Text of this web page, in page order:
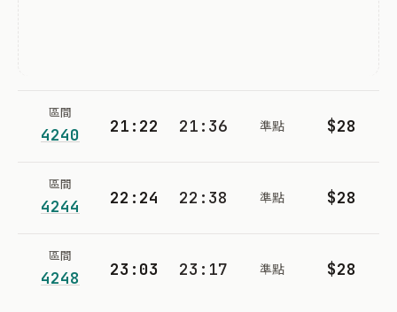
區間
4240 21:22 21:36 準點 $28
區間
4244 22:24 22:38 準點 $28
區間
4248 23:03 23:17 準點 $28